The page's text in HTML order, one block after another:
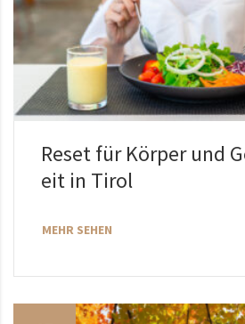
Reset für Körper und
eit in Tirol
MEHR SEHEN